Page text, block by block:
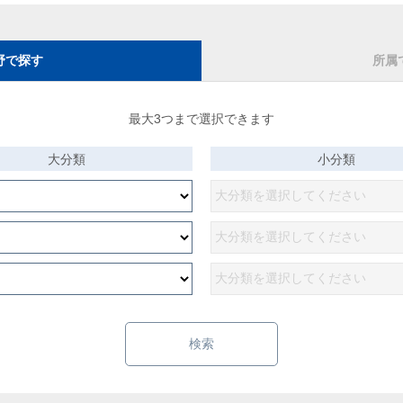
で探す 所属
最大3つまで選択できます
大分類 小分類
検索